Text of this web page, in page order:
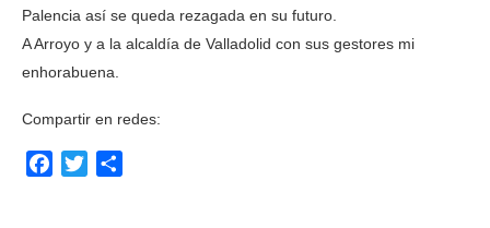
Palencia así se queda rezagada en su futuro.
A Arroyo y a la alcaldía de Valladolid con sus gestores mi
enhorabuena.
Compartir en redes:
Facebook
Twitter